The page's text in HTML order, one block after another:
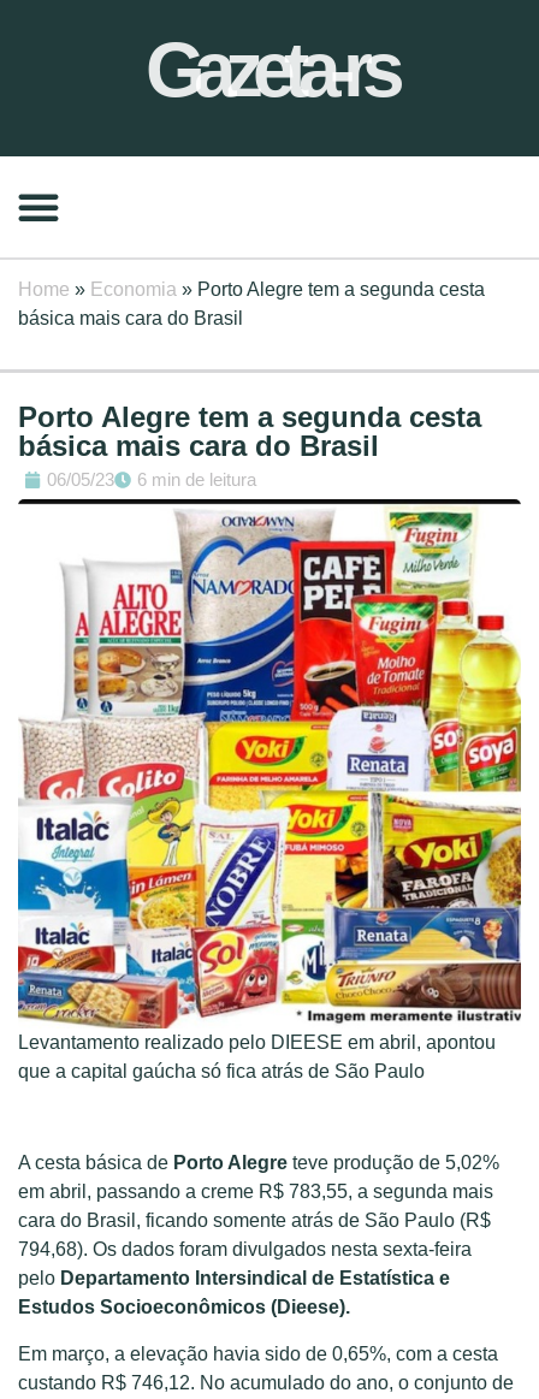
Gazeta-rs
Home » Economia » Porto Alegre tem a segunda cesta
básica mais cara do Brasil
Porto Alegre tem a segunda cesta
básica mais cara do Brasil
06/05/23 6 min de leitura
Levantamento realizado pelo DIEESE em abril, apontou
que a capital gaúcha só fica atrás de São Paulo
A cesta básica de Porto Alegre teve produção de 5,02%
em abril, passando a creme R$ 783,55, a segunda mais
cara do Brasil, ficando somente atrás de São Paulo (R$
794,68). Os dados foram divulgados nesta sexta-feira
pelo Departamento Intersindical de Estatística e
Estudos Socioeconômicos (Dieese).
Em março, a elevação havia sido de 0,65%, com a cesta
custando R$ 746,12. No acumulado do ano, o conjunto de